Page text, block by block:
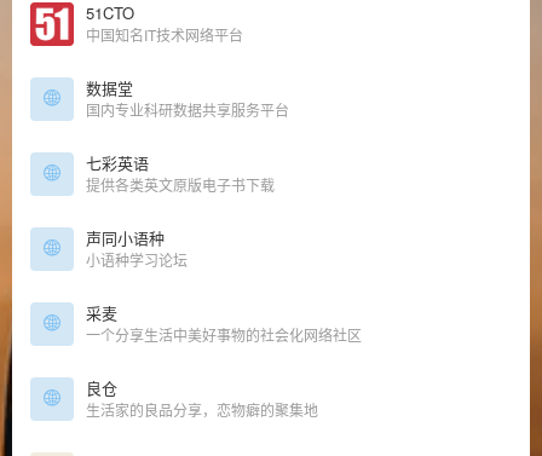
51CTO
中国知名IT技术网络平台
数据堂
国内专业科研数据共享服务平台
七彩英语
提供各类英文原版电子书下载
声同小语种
小语种学习论坛
采麦
一个分享生活中美好事物的社会化网络社区
良仓
生活家的良品分享，恋物癖的聚集地